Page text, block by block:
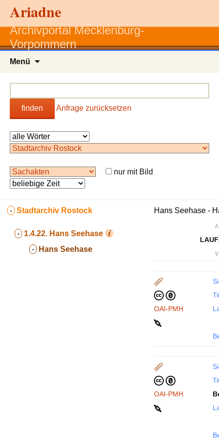
Ariadne
Archivportal Mecklenburg-
Vorpommern
Menü
finden Anfrage zurücksetzen
nur mit Bild
- Stadtarchiv Rostock
- 1.4.22. Hans Seehase
- Hans Seehase
Hans Seehase -
∧
∨
OAI-PMH
OAI-PMH